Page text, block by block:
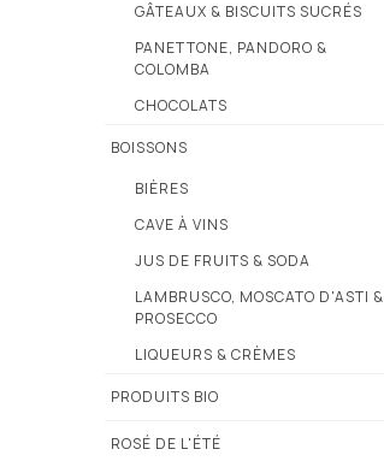
GÂTEAUX & BISCUITS SUCRÉS
PANETTONE, PANDORO &
COLOMBA
CHOCOLATS
BOISSONS
BIÈRES
CAVE À VINS
JUS DE FRUITS & SODA
LAMBRUSCO, MOSCATO D'ASTI &
PROSECCO
LIQUEURS & CRÈMES
PRODUITS BIO
ROSÉ DE L'ÉTÉ